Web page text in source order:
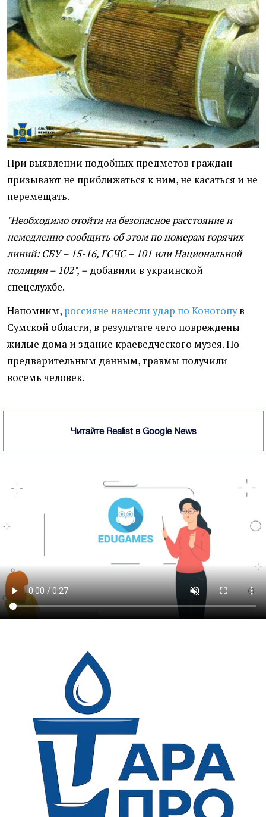
При выявлении подобных предметов граждан
призывают не приближаться к ним, не касаться и не
перемещать.
"Необходимо отойти на безопасное расстояние и
немедленно сообщить об этом по номерам горячих
линий: СБУ – 15-16, ГСЧС – 101 или Национальной
полиции – 102", – добавили в украинской
спецслужбе.
Напомним, россияне нанесли удар по Конотопув
Сумской области, в результате чего повреждены
жилые дома и здание краеведческого музея. По
предварительным данным, травмы получили
восемь человек.
Читайте Realist в Google News